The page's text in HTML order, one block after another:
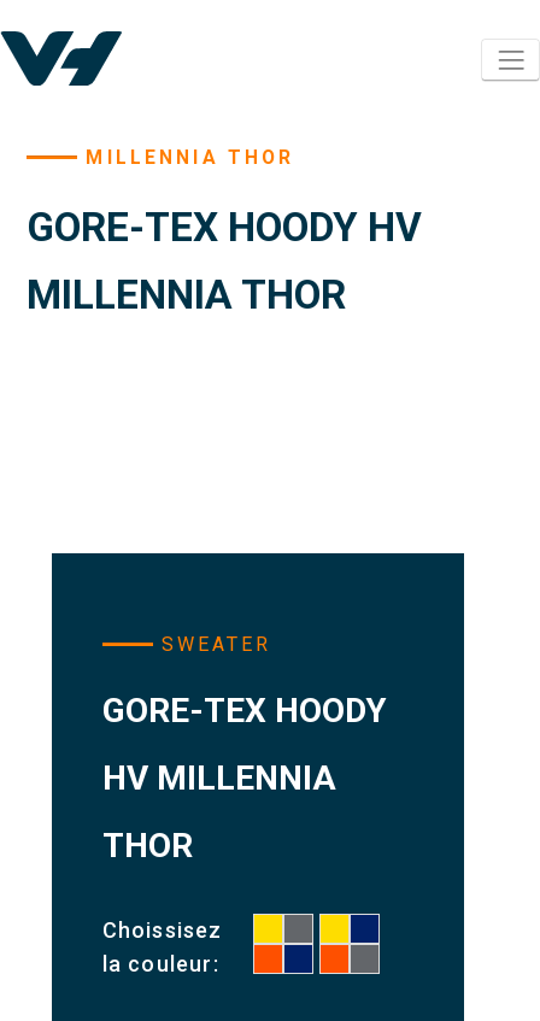
MILLENNIA THOR
GORE-TEX HOODY HV
MILLENNIA THOR
SWEATER
GORE-TEX HOODY
HV MILLENNIA
THOR
Choissisez
la couleur: